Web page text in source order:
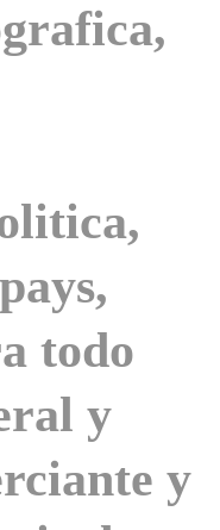
todo
y
y